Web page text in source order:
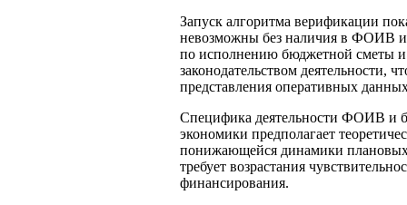
Запуск алгоритма верификации
невозможны без наличия в ФОИВ
по исполнению бюджетной сметы и
законодательством деятельности,
представления оперативных
Специфика деятельности ФОИВ и
экономики предполагает
понижающейся динамики плановых
требует возрастания
финансирования.